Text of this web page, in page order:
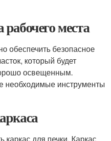
места
обеспечить безопасное
который будет
освещенным.
необходимые инструменты